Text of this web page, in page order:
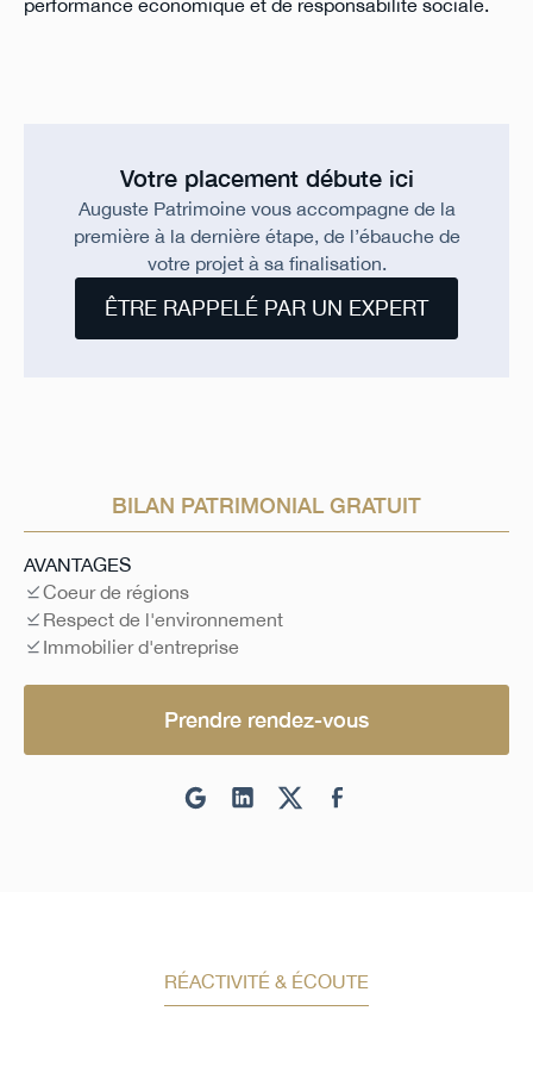
performance économique et de responsabilité sociale.
Votre placement débute ici
Auguste Patrimoine vous accompagne de la
première à la dernière étape, de l’ébauche de
votre projet à sa finalisation.
ÊTRE RAPPELÉ PAR UN EXPERT
BILAN PATRIMONIAL GRATUIT
AVANTAGES
Coeur de régions
Respect de l'environnement
Immobilier d'entreprise
Prendre rendez-vous
RÉACTIVITÉ & ÉCOUTE